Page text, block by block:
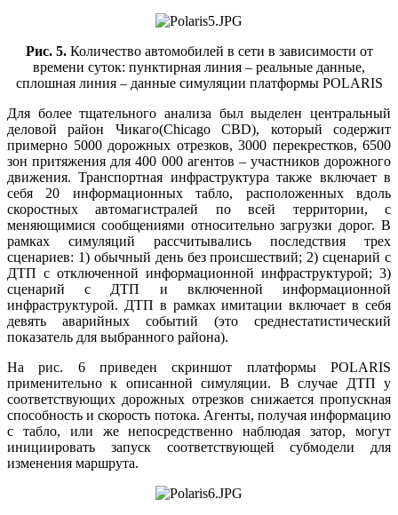
Рис.5.Количество автомобилей в сети в зависимости от
времени суток: пунктирная линия – реальные данные,
сплошная линия – данные симуляции платформы POLARIS
Для более тщательного анализа был выделен центральный
деловой район Чикаго(Chicago CBD), который содержит
примерно 5000 дорожных отрезков, 3000 перекрестков, 6500
зон притяжения для 400 000 агентов – участников дорожного
движения. Транспортная инфраструктура также включает в
себя 20 информационных табло, расположенных вдоль
скоростных автомагистралей по всей территории, с
меняющимися сообщениями относительно загрузки дорог. В
рамках симуляций рассчитывались последствия трех
сценариев: 1) обычный день без происшествий; 2) сценарий с
ДТП с отключенной информационной инфраструктурой; 3)
сценарий с ДТП и включенной информационной
инфраструктурой. ДТП в рамках имитации включает в себя
девять аварийных событий (это среднестатистический
показатель для выбранного района).
На рис. 6 приведен скриншот платформы POLARIS
применительно к описанной симуляции. В случае ДТП у
соответствующих дорожных отрезков снижается пропускная
способность и скорость потока. Агенты, получая информацию
с табло, или же непосредственно наблюдая затор, могут
инициировать запуск соответствующей субмодели для
изменения маршрута.